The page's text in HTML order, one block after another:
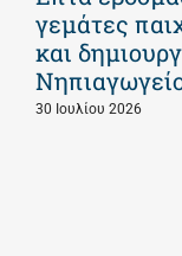
γεμάτες
και
30 Ιουλίου 2026